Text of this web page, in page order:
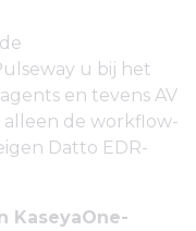
u bij het
en tevens AV
alleen de workflow-
Datto EDR-
KaseyaOne-